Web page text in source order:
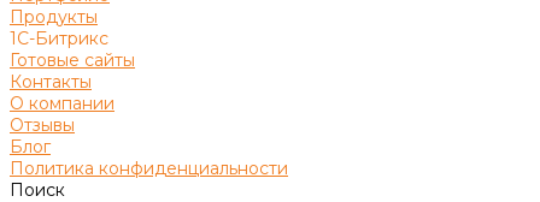
Продукты
1С-Битрикс
Готовые сайты
Контакты
О компании
Отзывы
Блог
Политика конфиденциальности
Поиск